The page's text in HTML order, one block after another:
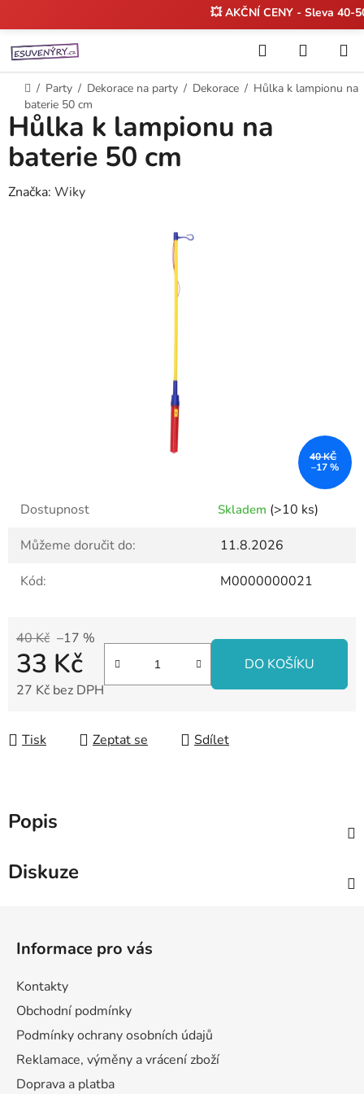
na
obsah
💥 AKČNÍ CENY - Sleva 40-
Hledat
KOŠÍK
Domů
/ Party / Dekorace na party / Dekorace / Hůlka k lampionu na
baterie 50 cm
Dostupnost Skladem (>10 ks)
Můžeme doručit do:
11.8.2026
Kód:
M0000000021
40 Kč –17 %
33 Kč
27 Kč bez DPH
DO KOŠÍKU
Tisk Zeptat se Sdílet
Hůlka k lampionu na
baterie 50 cm
Značka: Wiky
40 KČ
–17 %
Popis
Diskuze
Informace pro vás
Kontakty
Obchodní podmínky
Podmínky ochrany osobních údajů
Reklamace, výměny a vrácení zboží
Doprava a platba